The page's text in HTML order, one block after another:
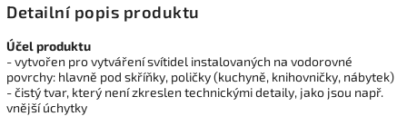
Detailní popis produktu
Účel produktu
- vytvořen pro vytváření svítidel instalovaných na vodorovné
povrchy: hlavně pod skříňky, poličky (kuchyně, knihovničky, nábytek)
- čistý tvar, který není zkreslen technickými detaily, jako jsou např.
vnější úchytky